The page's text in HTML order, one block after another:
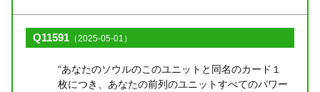
Q11591 （2025-05-01）
“あなたのソウルのこのユニットと同名のカード１
枚につき、あなたの前列のユニットすべてのパワー